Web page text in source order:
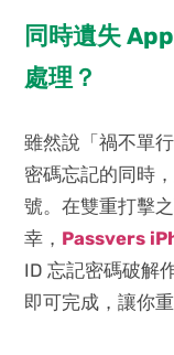
同時遺失
處理？
雖然說「禍不單
密碼忘記的同時
號。在雙重打擊
幸， Passvers
ID 忘記密碼破解
即可完成，讓你